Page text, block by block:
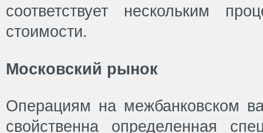
соответствует нескольким
стоимости.
Московский рынок
Операциям на межбанковском
свойственна определенная